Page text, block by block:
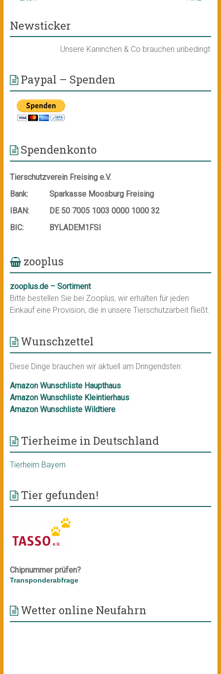
Newsticker
Unsere Kaninchen & Co brauchen unbedingt
Paypal – Spenden
Spendenkonto
Tierschutzverein Freising e.V.
Bank:
Sparkasse Moosburg Freising
IBAN:
DE 50 7005 1003 0000 1000 32
BIC:
BYLADEM1FSI
zooplus
zooplus.de – Sortiment
Bitte bestellen Sie bei Zooplus, wir erhalten für jeden
Einkauf eine Provision, die in unsere Tierschutzarbeit fließt.
Wunschzettel
Diese Dinge brauchen wir aktuell am Dringendsten:
Amazon Wunschliste Haupthaus
Amazon Wunschliste Kleintierhaus
Amazon Wunschliste Wildtiere
Tierheime in Deutschland
Tierheim Bayern
Tier gefunden!
Chipnummer prüfen?
Transponderabfrage
Wetter online Neufahrn